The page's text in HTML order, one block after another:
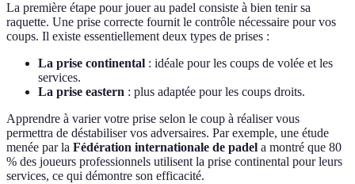
La première étape pour jouer au padel consiste à bien tenir sa
raquette. Une prise correcte fournit le contrôle nécessaire pour vos
coups. Il existe essentiellement deux types de prises :
La prise continental : idéale pour les coups de volée et les
services.
La prise eastern : plus adaptée pour les coups droits.
Apprendre à varier votre prise selon le coup à réaliser vous
permettra de déstabiliser vos adversaires. Par exemple, une étude
menée par la Fédération internationale de padel a montré que 80
% des joueurs professionnels utilisent la prise continental pour leurs
services, ce qui démontre son efficacité.